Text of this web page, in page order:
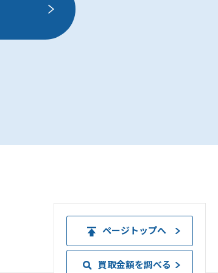
ページトップへ
買取金額を調べる